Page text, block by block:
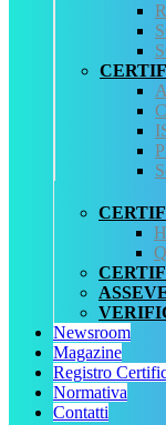
Newsroom
Magazine
Registro
Normativa
Contatti
l’agricoltura
REGIONE
LR n. 31 del
REGISTRO
NORMATIVA
AREA
POLITICA
FAQ –
CONTATTI
Servizi
AIAB
BIOLOGICA